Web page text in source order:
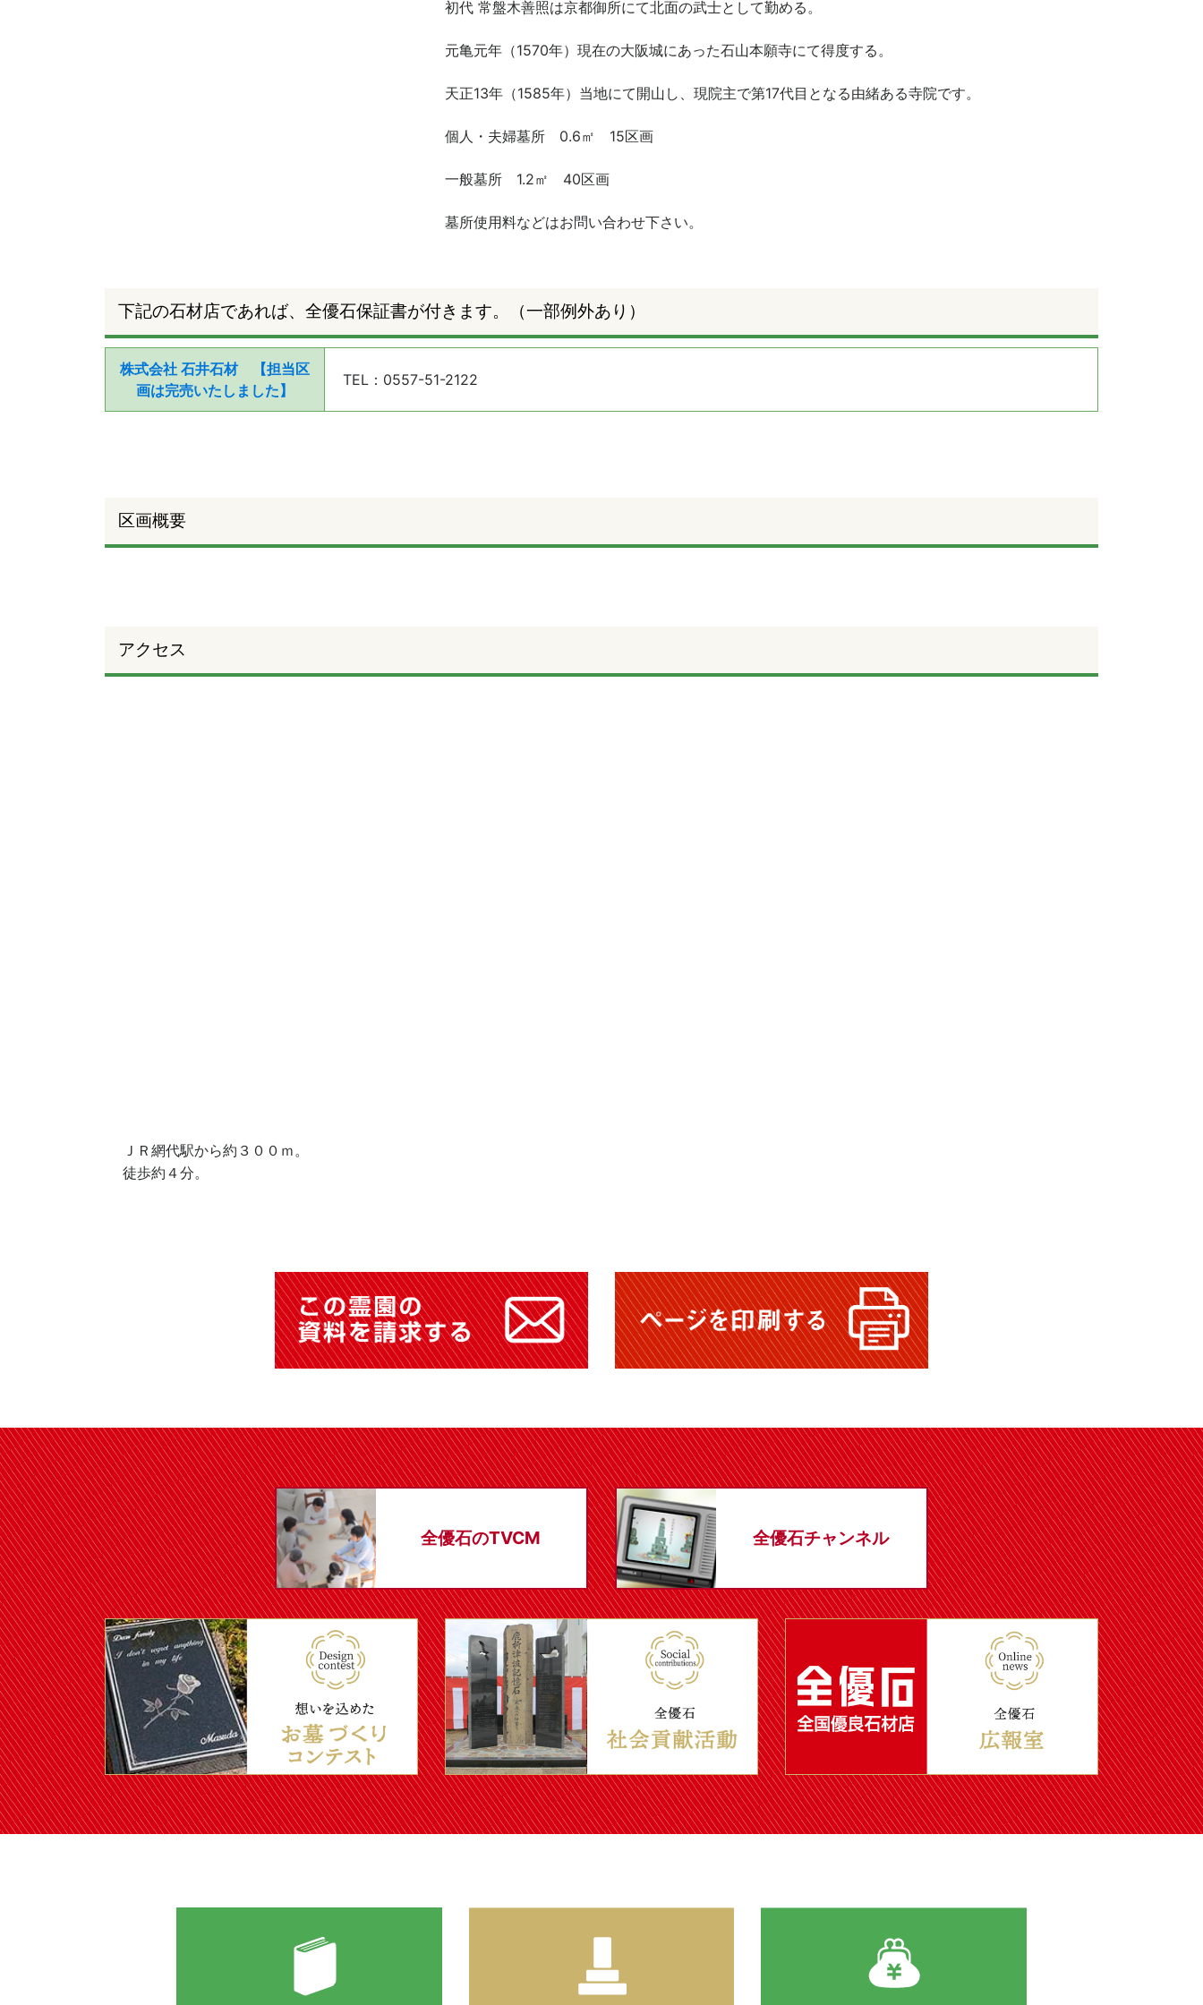
初代 常盤木善照は京都御所にて北面の武士として勤める。
元亀元年（1570年）現在の大阪城にあった石山本願寺にて得度する。
天正13年（1585年）当地にて開山し、現院主で第17代目となる由緒ある寺院です。
個人・夫婦墓所 0.6㎡ 15区画
一般墓所 1.2㎡ 40区画
墓所使用料などはお問い合わせ下さい。
下記の石材店であれば、全優石保証書が付きます。（一部例外あり）
株式会社 石井石材 【担当区
画は完売いたしました】
TEL：0557-51-2122
区画概要
アクセス
ＪＲ網代駅から約３００ｍ。
徒歩約４分。
全優石のTVCM 全優石チャンネル